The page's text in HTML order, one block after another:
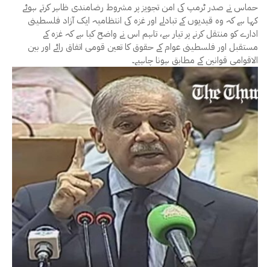
حماس نے صدر ٹرمپ کی امن تجویز پر مشروط رضامندی ظاہر کرتے ہوئے
کہا ہے کہ وہ قیدیوں کے تبادلے اور غزہ کی انتظامیہ ایک آزاد فلسطینی
ادارے کو منتقل کرنے پر تیار ہے، تاہم اس نے واضح کیا ہے کہ غزہ کے
مستقبل اور فلسطینی عوام کے حقوق کا تعین قومی اتفاق رائے اور بین
الاقوامی قوانین کے مطابق ہونا چاہیے۔